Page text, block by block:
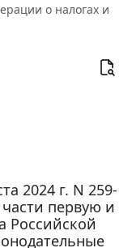
о налогах и
2024 г. N 259-
первую и
Российской